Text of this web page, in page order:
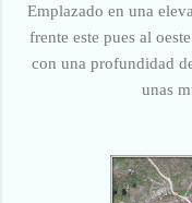
Emplazado en una
frente este pues al
con una profundidad
unas